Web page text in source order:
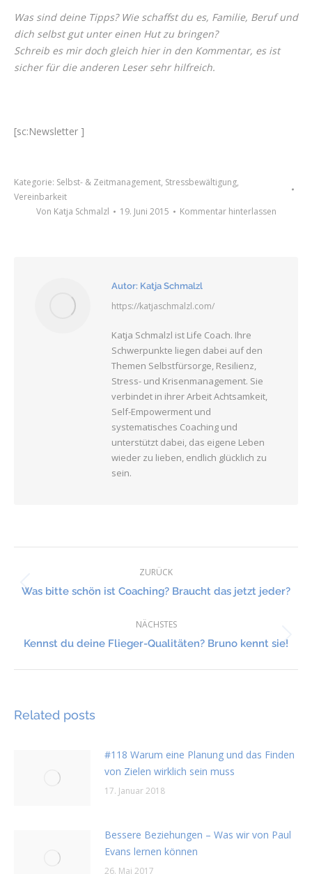
Was sind deine Tipps? Wie schaffst du es, Familie, Beruf und
dich selbst gut unter einen Hut zu bringen?
Schreib es mir doch gleich hier in den Kommentar, es ist
sicher für die anderen Leser sehr hilfreich.
[sc:Newsletter ]
Kategorie: Selbst- & Zeitmanagement, Stressbewältigung,
Vereinbarkeit
Von Katja Schmalzl 19. Juni 2015 Kommentar hinterlassen
Autor: Katja Schmalzl
https://katjaschmalzl.com/
Katja Schmalzl ist Life Coach. Ihre
Schwerpunkte liegen dabei auf den
Themen Selbstfürsorge, Resilienz,
Stress- und Krisenmanagement. Sie
verbindet in ihrer Arbeit Achtsamkeit,
Self-Empowerment und
systematisches Coaching und
unterstützt dabei, das eigene Leben
wieder zu lieben, endlich glücklich zu
sein.
ZURÜCK
Vorheriger
Was bitte schön ist Coaching? Braucht das jetzt jeder?
NÄCHSTES
Nächster
Kennst du deine Flieger-Qualitäten? Bruno kennt sie!
Related posts
#118 Warum eine Planung und das Finden
von Zielen wirklich sein muss
17. Januar 2018
Bessere Beziehungen – Was wir von Paul
Evans lernen können
26. Mai 2017